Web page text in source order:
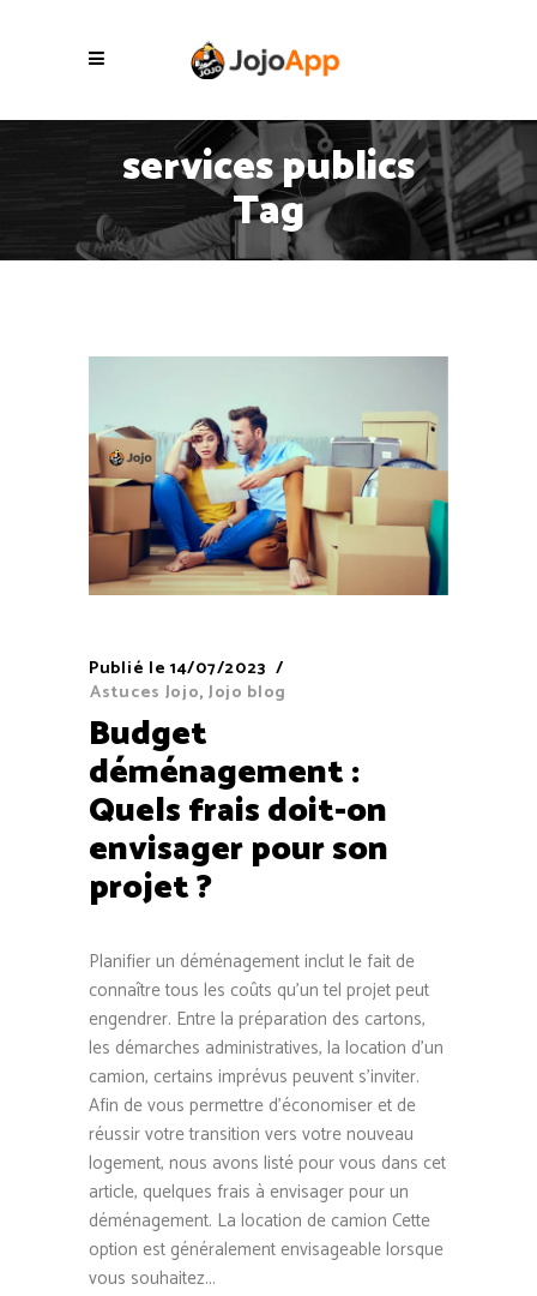
services publics
Tag
Publié le 14/07/2023
Astuces Jojo, Jojo blog
Budget
déménagement :
Quels frais doit-on
envisager pour son
projet ?
Planifier un déménagement inclut le fait de
connaître tous les coûts qu’un tel projet peut
engendrer. Entre la préparation des cartons,
les démarches administratives, la location d’un
camion, certains imprévus peuvent s’inviter.
Afin de vous permettre d’économiser et de
réussir votre transition vers votre nouveau
logement, nous avons listé pour vous dans cet
article, quelques frais à envisager pour un
déménagement. La location de camion Cette
option est généralement envisageable lorsque
vous souhaitez...